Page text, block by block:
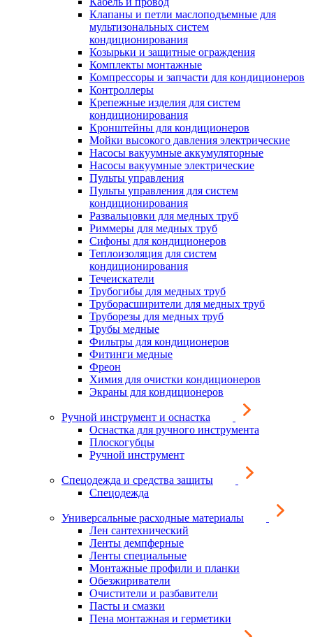
Клапаны и петли маслоподъемные для
мультизональных систем
кондиционирования
Козырьки и защитные ограждения
Комплекты монтажные
Компрессоры и запчасти для кондиционеров
Контроллеры
Крепежные изделия для систем
кондиционирования
Кронштейны для кондиционеров
Мойки высокого давления электрические
Насосы вакуумные аккумуляторные
Насосы вакуумные электрические
Пульты управления
Пульты управления для систем
кондиционирования
Развальцовки для медных труб
Риммеры для медных труб
Сифоны для кондиционеров
Теплоизоляция для систем
кондиционирования
Течеискатели
Трубогибы для медных труб
Труборасширители для медных труб
Труборезы для медных труб
Трубы медные
Фильтры для кондиционеров
Фитинги медные
Фреон
Химия для очистки кондиционеров
Экраны для кондиционеров
Ручной инструмент и оснастка
Оснастка для ручного инструмента
Плоскогубцы
Ручной инструмент
Спецодежда и средства защиты
Спецодежда
Универсальные расходные материалы
Лен сантехнический
Ленты демпферные
Ленты специальные
Монтажные профили и планки
Обезжириватели
Очистители и разбавители
Пасты и смазки
Пена монтажная и герметики